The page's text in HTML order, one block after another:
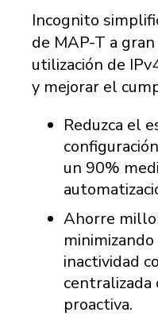
Incognito
de MAP-T a
utilización de
y mejorar el
Reduzca el
un 90%
Ahorre
inactividad
centralizada
proactiva.